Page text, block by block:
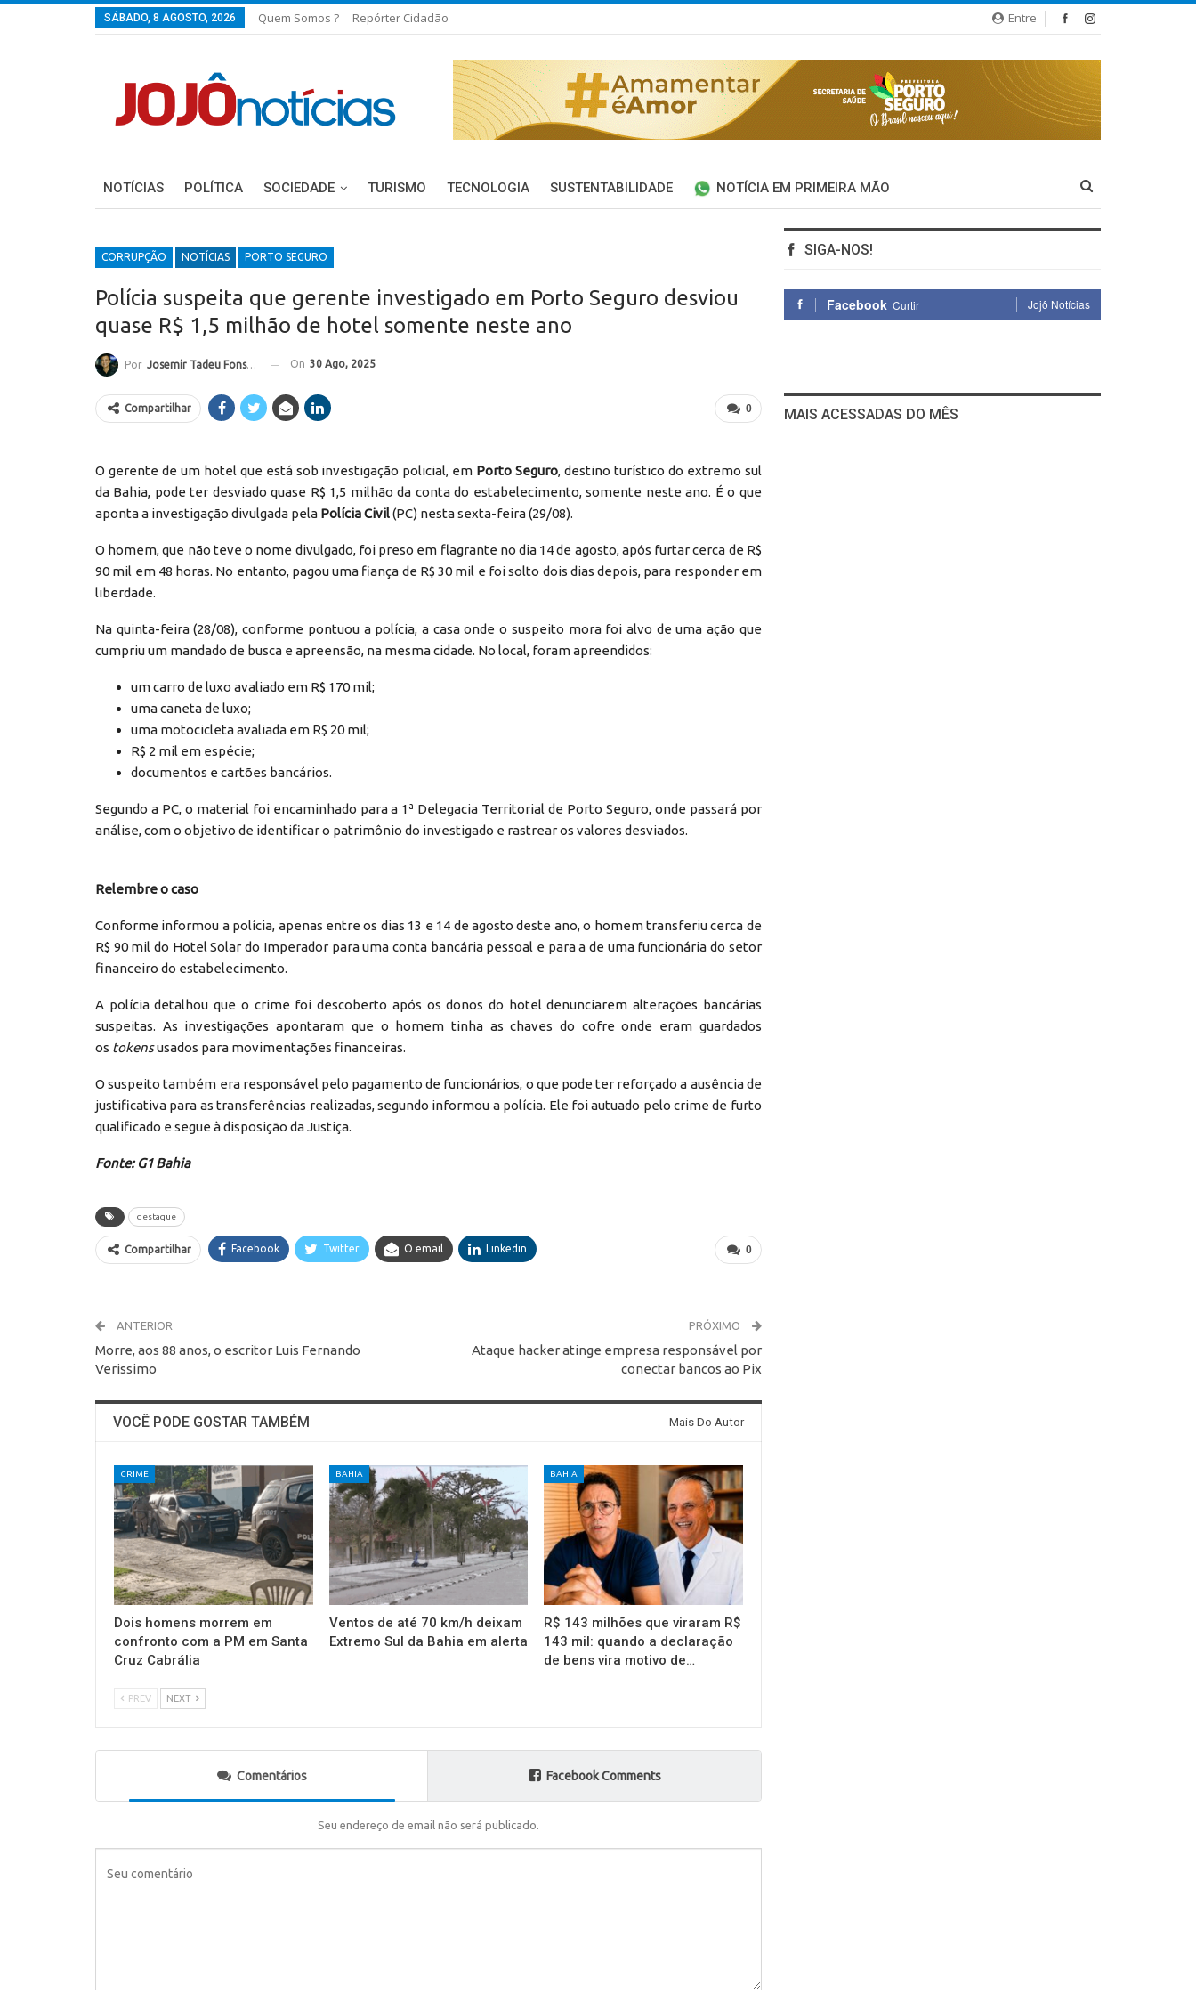
Entre
SÁBADO, 8 AGOSTO, 2026 Quem Somos ? Repórter Cidadão
NOTÍCIAS POLÍTICA SOCIEDADE TURISMO TECNOLOGIA SUSTENTABILIDADE NOTÍCIA EM PRIMEIRA MÃO
CORRUPÇÃO NOTÍCIAS PORTO SEGURO
Polícia suspeita que gerente investigado em Porto Seguro desviou
quase R$ 1,5 milhão de hotel somente neste ano
Por Josemir Tadeu Fonseca On 30 Ago, 2025
0
Compartilhar
O gerente de um hotel que está sob investigação policial, em Porto Seguro, destino turístico do extremo sul
da Bahia, pode ter desviado quase R$ 1,5 milhão da conta do estabelecimento, somente neste ano. É o que
aponta a investigação divulgada pela Polícia Civil(PC) nesta sexta-feira (29/08).
O homem, que não teve o nome divulgado, foi preso em flagrante no dia 14 de agosto, após furtar cerca de R$
90 mil em 48 horas. No entanto, pagou uma fiança de R$ 30 mil e foi solto dois dias depois, para responder em
liberdade.
Na quinta-feira (28/08), conforme pontuou a polícia, a casa onde o suspeito mora foi alvo de uma ação que
cumpriu um mandado de busca e apreensão, na mesma cidade. No local, foram apreendidos:
um carro de luxo avaliado em R$ 170 mil;
uma caneta de luxo;
uma motocicleta avaliada em R$ 20 mil;
R$ 2 mil em espécie;
documentos e cartões bancários.
Segundo a PC, o material foi encaminhado para a 1ª Delegacia Territorial de Porto Seguro, onde passará por
análise, com o objetivo de identificar o patrimônio do investigado e rastrear os valores desviados.
Relembre o caso
Conforme informou a polícia, apenas entre os dias 13 e 14 de agosto deste ano, o homem transferiu cerca de
R$ 90 mil do Hotel Solar do Imperador para uma conta bancária pessoal e para a de uma funcionária do setor
financeiro do estabelecimento.
A polícia detalhou que o crime foi descoberto após os donos do hotel denunciarem alterações bancárias
suspeitas. As investigações apontaram que o homem tinha as chaves do cofre onde eram guardados
os tokensusados para movimentações financeiras.
O suspeito também era responsável pelo pagamento de funcionários, o que pode ter reforçado a ausência de
justificativa para as transferências realizadas, segundo informou a polícia. Ele foi autuado pelo crime de furto
qualificado e segue à disposição da Justiça.
Fonte: G1 Bahia
destaque
0
Compartilhar Facebook Twitter O email Linkedin
ANTERIOR
Morre, aos 88 anos, o escritor Luis Fernando
Verissimo
PRÓXIMO
Ataque hacker atinge empresa responsável por
conectar bancos ao Pix
VOCÊ PODE GOSTAR TAMBÉM Mais Do Autor
CRIME
Dois homens morrem em
confronto com a PM em Santa
Cruz Cabrália
BAHIA
Ventos de até 70 km/h deixam
Extremo Sul da Bahia em alerta
BAHIA
R$ 143 milhões que viraram R$
143 mil: quando a declaração
de bens vira motivo de…
PREV NEXT
Comentários Facebook Comments
Seu endereço de email não será publicado.
SIGA-NOS!
Facebook Curtir Jojô Notícias
MAIS ACESSADAS DO MÊS